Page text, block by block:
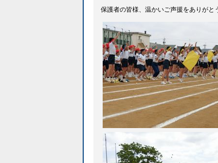
保護者の皆様、温かいご声援をありがと